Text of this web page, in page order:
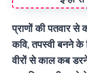
प्राणों की पतवार
कवि, तपस्वी बनने के
वीरों से काल कब